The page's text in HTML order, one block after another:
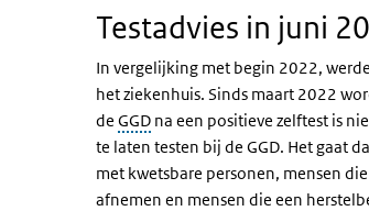
Testadvies in juni
In vergelijking met begin 2022,
het ziekenhuis. Sinds maart 2022
de GGD na een positieve zelftest is
te laten testen bij de GGD. Het gaat
met kwetsbare personen, mensen
afnemen en mensen die een